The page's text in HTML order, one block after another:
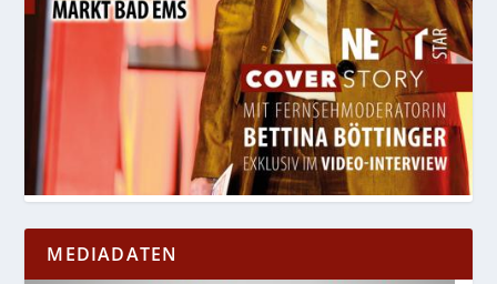
MEDIADATEN